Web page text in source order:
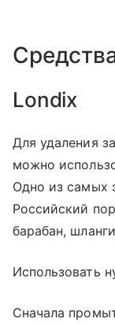
Londix
Для удаления
можно
Одно из самых
Российский
барабан,
Использовать
Сначала